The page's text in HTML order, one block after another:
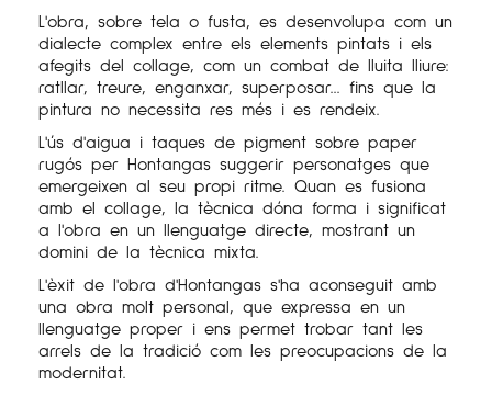
L'obra, sobre tela o fusta, es desenvolupa com un
dialecte complex entre els elements pintats i els
afegits del collage, com un combat de lluita lliure:
ratllar, treure, enganxar, superposar... fins que la
pintura no necessita res més i es rendeix.
L'ús d'aigua i taques de pigment sobre paper
rugós per Hontangas suggerir personatges que
emergeixen al seu propi ritme. Quan es fusiona
amb el collage, la tècnica dóna forma i significat
a l'obra en un llenguatge directe, mostrant un
domini de la tècnica mixta.
L'èxit de l'obra d'Hontangas s'ha aconseguit amb
una obra molt personal, que expressa en un
llenguatge proper i ens permet trobar tant les
arrels de la tradició com les preocupacions de la
modernitat.